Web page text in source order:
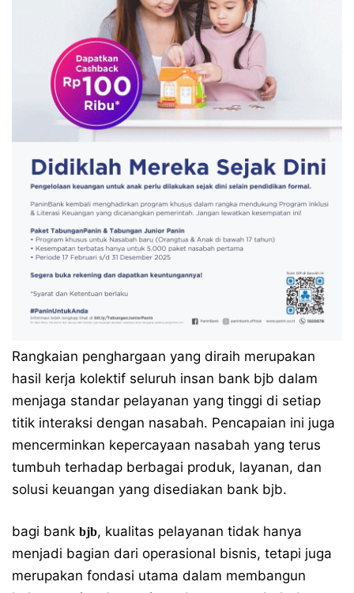
Rangkaian penghargaan yang diraih merupakan
hasil kerja kolektif seluruh insan bank bjb dalam
menjaga standar pelayanan yang tinggi di setiap
titik interaksi dengan nasabah. Pencapaian ini juga
mencerminkan kepercayaan nasabah yang terus
tumbuh terhadap berbagai produk, layanan, dan
solusi keuangan yang disediakan bank bjb.
bagi bank bjb, kualitas pelayanan tidak hanya
menjadi bagian dari operasional bisnis, tetapi juga
merupakan fondasi utama dalam membangun